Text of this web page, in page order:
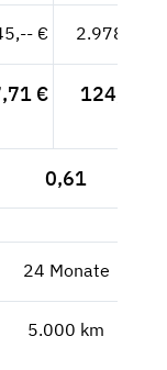
€ 2.978,99 €
€ 124,12 €
0,61
24 Monate
5.000 km